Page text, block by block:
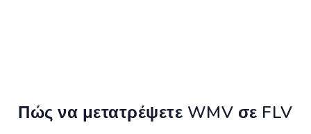
Πώς να μετατρέψετε WMV σε FLV